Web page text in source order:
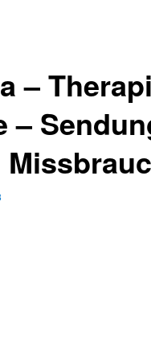
–
–